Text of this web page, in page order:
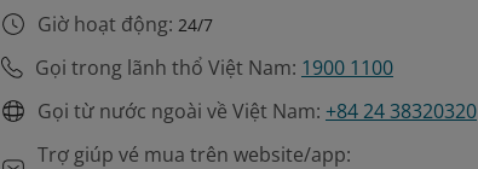
Giờ hoạt động: 24/7
Gọi trong lãnh thổ Việt Nam: 1900 1100
Gọi từ nước ngoài về Việt Nam: +84 24 38320320
Trợ giúp vé mua trên website/app: